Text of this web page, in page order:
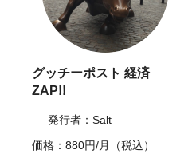
グッチーポスト 経済
ZAP!!
発行者：Salt
価格：880円/月（税込）